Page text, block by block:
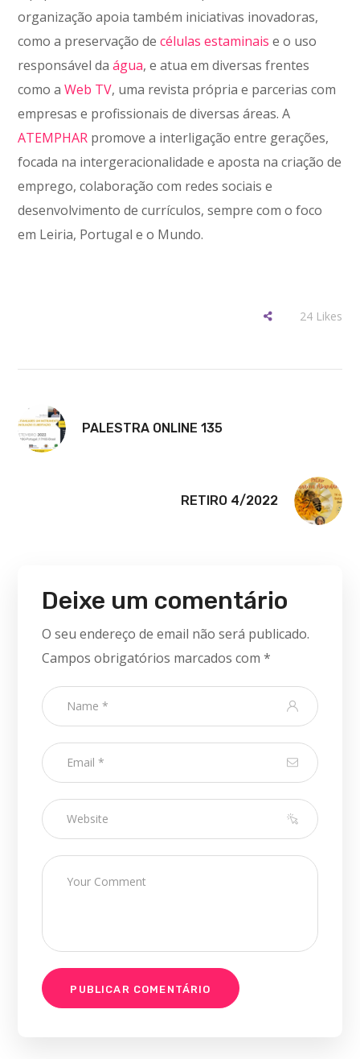
organização apoia também iniciativas inovadoras,
como a preservação decélulas estaminais e o uso
responsável daágua, e atua em diversas frentes
como aWeb TV, uma revista própria e parcerias com
empresas e profissionais de diversas áreas. A
ATEMPHAR promove a interligação entre gerações,
focada na intergeracionalidade e aposta na criação de
emprego, colaboração com redes sociais e
desenvolvimento de currículos, sempre com o foco
em Leiria, Portugal e o Mundo.
24 Likes
PALESTRA ONLINE 135
RETIRO 4/2022
Deixe um comentário
O seu endereço de email não será publicado.
Campos obrigatórios marcados com*